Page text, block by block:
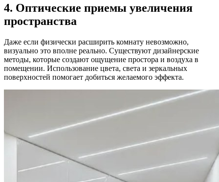
4. Оптические приемы увеличения
пространства
Даже если физически расширить комнату невозможно,
визуально это вполне реально. Существуют дизайнерские
методы, которые создают ощущение простора и воздуха в
помещении. Использование цвета, света и зеркальных
поверхностей помогает добиться желаемого эффекта.